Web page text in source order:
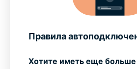
Правила
Хотите иметь еще больше